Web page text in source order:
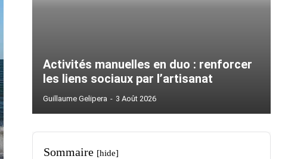
Activités manuelles en duo : renforcer
les liens sociaux par l’artisanat
Guillaume Gelipera - 3 Août 2026
Sommaire [hide]